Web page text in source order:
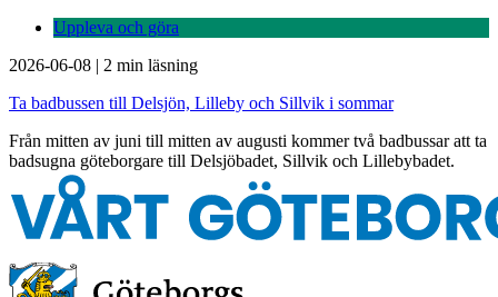
Uppleva och göra
2026-06-08 | 2 min läsning
Ta badbussen till Delsjön, Lilleby och Sillvik i sommar
Från mitten av juni till mitten av augusti kommer två badbussar att ta
badsugna göteborgare till Delsjöbadet, Sillvik och Lillebybadet.